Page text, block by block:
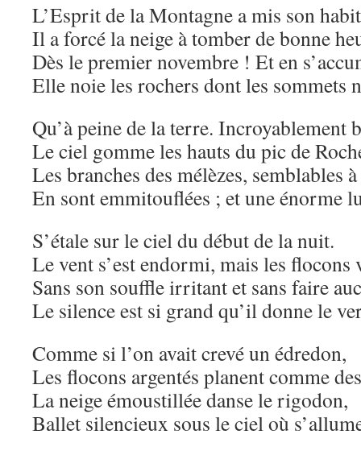
L’Esprit de la Montagne a mis son
Il a forcé la neige à tomber de bonne
Dès le premier novembre ! Et en
Elle noie les rochers dont les sommets
Qu’à peine de la terre. Incroyablement
Le ciel gomme les hauts du pic de
Les branches des mélèzes, semblables
En sont emmitouflées ; et une énorme
S’étale sur le ciel du début de la nuit.
Le vent s’est endormi, mais les flocons
Sans son souffle irritant et sans faire
Le silence est si grand qu’il donne le
Comme si l’on avait crevé un édredon,
Les flocons argentés planent comme
La neige émoustillée danse le rigodon,
Ballet silencieux sous le ciel où